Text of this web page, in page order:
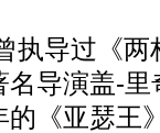
导过《两
导演盖-
《亚瑟王